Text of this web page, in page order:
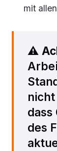
mit
⚠️
dass
des